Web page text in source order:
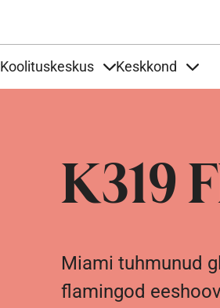
Koolituskeskus Keskkond
K319
Miami tuhmunud
flamingod